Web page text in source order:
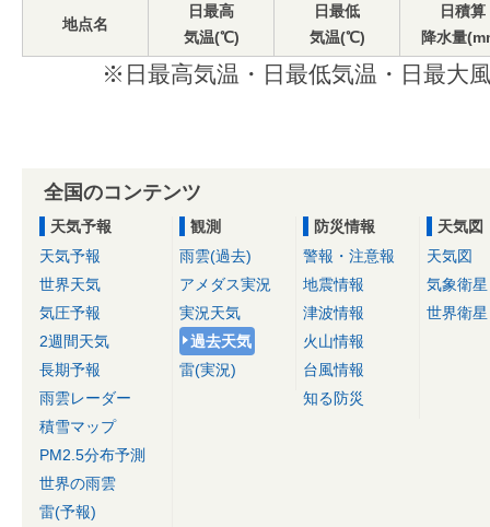
地点名
日最高
気温(℃)
日最低
気温(℃)
日積算
降水量
※日最高気温・日最低気温・日最大
全国のコンテンツ
天気予報
天気予報
世界天気
気圧予報
2週間天気
長期予報
雨雲レーダー
積雪マップ
PM2.5分布予測
世界の雨雲
雷(予報)
観測
雨雲(過去)
アメダス実況
実況天気
過去天気
雷(実況)
防災情報
警報・注意報
地震情報
津波情報
火山情報
台風情報
知る防災
天気図
天気図
気象衛星
世界衛星